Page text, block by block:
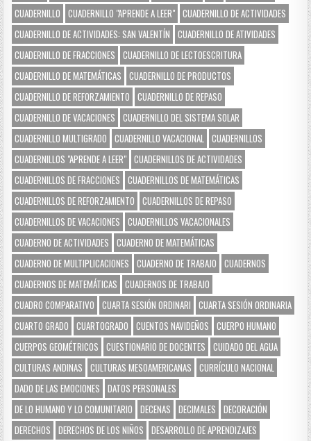
CUADERNILLO CUADERNILLO "APRENDE A LEER" CUADERNILLO DE ACTIVIDADES
CUADERNILLO DE ACTIVIDADES: SAN VALENTÍN
CUADERNILLO DE ATIVIDADES
CUADERNILLO DE FRACCIONES
CUADERNILLO DE LECTOESCRITURA
CUADERNILLO DE MATEMÁTICAS
CUADERNILLO DE PRODUCTOS
CUADERNILLO DE REFORZAMIENTO
CUADERNILLO DE REPASO
CUADERNILLO DE VACACIONES
CUADERNILLO DEL SISTEMA SOLAR
CUADERNILLO MULTIGRADO
CUADERNILLO VACACIONAL CUADERNILLOS
CUADERNILLOS "APRENDE A LEER" CUADERNILLOS DE ACTIVIDADES
CUADERNILLOS DE FRACCIONES
CUADERNILLOS DE MATEMÁTICAS
CUADERNILLOS DE REFORZAMIENTO
CUADERNILLOS DE REPASO
CUADERNILLOS DE VACACIONES
CUADERNILLOS VACACIONALES
CUADERNO DE ACTIVIDADES
CUADERNO DE MATEMÁTICAS
CUADERNO DE MULTIPLICACIONES
CUADERNO DE TRABAJO
CUADERNOS
CUADERNOS DE MATEMÁTICAS
CUADERNOS DE TRABAJO
CUADRO COMPARATIVO
CUARTA SESIÓN ORDINARI
CUARTA SESIÓN ORDINARIA
CUARTO GRADO
CUARTOGRADO CUENTOS NAVIDEÑOS
CUERPO HUMANO
CUERPOS GEOMÉTRICOS
CUESTIONARIO DE DOCENTES
CUIDADO DEL AGUA
CULTURAS ANDINAS
CULTURAS MESOAMERICANAS
CURRÍCULO NACIONAL
DADO DE LAS EMOCIONES
DATOS PERSONALES
DE LO HUMANO Y LO COMUNITARIO
DECENAS DECIMALES
DECORACIÓN
DERECHOS
DERECHOS DE LOS NIÑOS
DESARROLLO DE APRENDIZAJES